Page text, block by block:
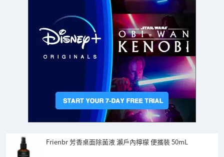
Frienbr 芳香桌面除菌液 瀨戶內檸檬 便攜裝 50mL